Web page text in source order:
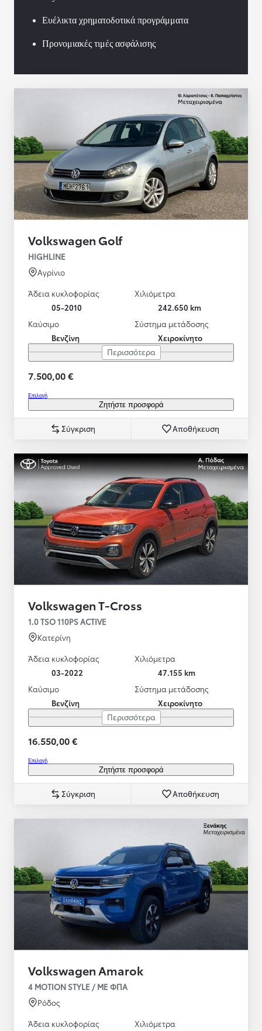
Ευέλικτα χρηματοδοτικά προγράμματα
Προνομιακές τιμές ασφάλισης
Volkswagen Golf
HIGHLINE
Αγρίνιο
Άδεια κυκλοφορίας
05-2010
Χιλιόμετρα
242.650 km
Καύσιμο
Βενζίνη
Σύστημα μετάδοσης
Χειροκίνητο
Περισσότερα
7.500,00 €
Επιλογή
Ζητήστε προσφορά
Σύγκριση Αποθήκευση
Volkswagen T-Cross
1.0 TSO 110PS ACTIVE
Κατερίνη
Άδεια κυκλοφορίας
03-2022
Χιλιόμετρα
47.155 km
Καύσιμο
Βενζίνη
Σύστημα μετάδοσης
Χειροκίνητο
Περισσότερα
16.550,00 €
Επιλογή
Ζητήστε προσφορά
Σύγκριση Αποθήκευση
Volkswagen Amarok
4 MOTION STYLE / ΜΕ ΦΠΑ
Ρόδος
Άδεια κυκλοφορίας
Χιλιόμετρα